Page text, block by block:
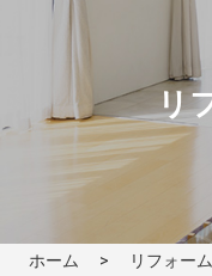
リ
ホーム リフォー